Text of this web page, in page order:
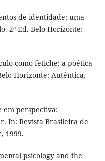
de identidade: uma
2ª Ed. Belo Horizonte:
como fetiche: a poética
Horizonte: Autêntica,
em perspectiva:
In: Revista Brasileira de
1999.
psicology and the